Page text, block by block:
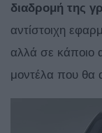
διαδρομή της
αντίστοιχη
αλλά σε κάποιο
μοντέλα που θα